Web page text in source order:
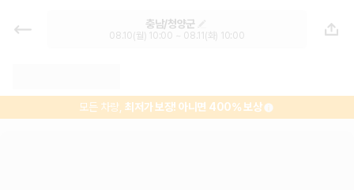
충남 렌트카 - 청양군 렌터카 가격비
교, 최저가 보장 1위 카모아
충남/청양군
08.10(월) 10:00 ~ 08.11(화) 10:00
모든 차량,최저가 보장! 아니면 400% 보상